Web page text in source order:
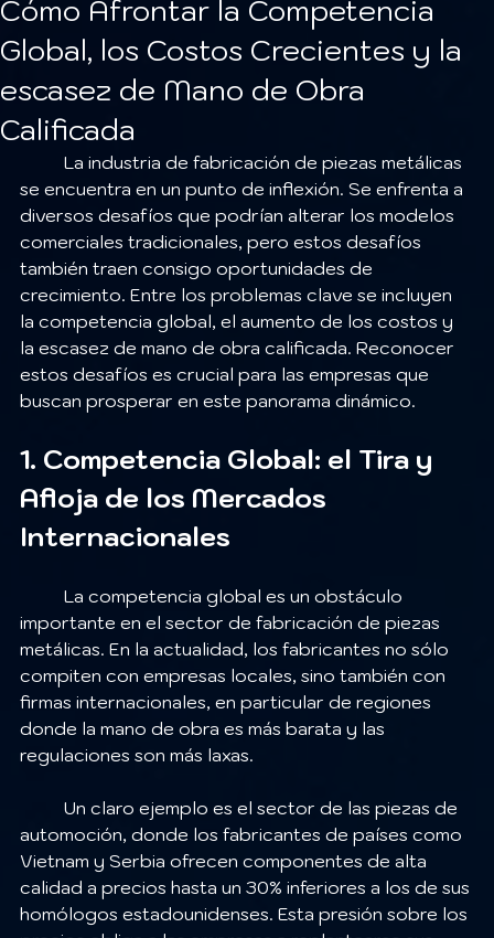
Cómo Afrontar la Competencia
Global, los Costos Crecientes y la
escasez de Mano de Obra
Calificada
se encuentra en un punto de inflexión. Se enfrenta a
diversos desafíos que podrían alterar los modelos
comerciales tradicionales, pero estos desafíos
también traen consigo oportunidades de
crecimiento. Entre los problemas clave se incluyen
la competencia global, el aumento de los costos y
la escasez de mano de obra calificada. Reconocer
estos desafíos es crucial para las empresas que
buscan prosperar en este panorama dinámico.
1. Competencia Global: el Tira y
Afloja de los Mercados
Internacionales
importante en el sector de fabricación de piezas
metálicas. En la actualidad, los fabricantes no sólo
compiten con empresas locales, sino también con
firmas internacionales, en particular de regiones
donde la mano de obra es más barata y las
regulaciones son más laxas.
automoción, donde los fabricantes de países como
Vietnam y Serbia ofrecen componentes de alta
calidad a precios hasta un 30% inferiores a los de sus
homólogos estadounidenses. Esta presión sobre los